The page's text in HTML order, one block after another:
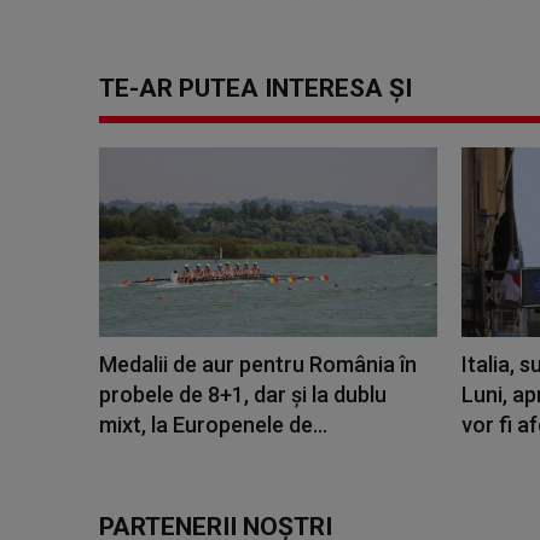
TE-AR PUTEA INTERESA ȘI
Medalii de aur pentru România în
probele de 8+1, dar și la dublu
mixt, la Europenele de...
Italia,
Luni,
vor fi
PARTENERII NOȘTRI